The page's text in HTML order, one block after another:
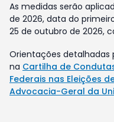
As medidas serão
de 2026, data do
25 de outubro de 2026,
Orientações detalhadas
na Cartilha de
Federais nas Eleições
Advocacia-Geral da